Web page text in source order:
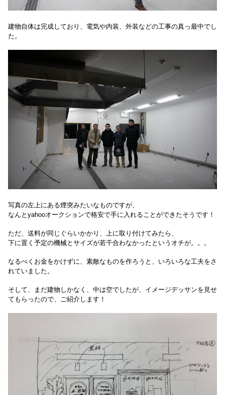
建物自体は完成しており、電気や内装、外装などの工事の真っ最中でし
た。
写真の左上にある煙突みたいなものですが、
なんとyahooオークションで格安で手に入れることができたそうです！
ただ、送料が同じぐらいかかり、上に取り付けてみたら、
下に置く予定の機械とサイズが若干合わなかったというオチが。。。
なるべくお金をかけずに、素敵なものを作ろうと、いろいろな工夫をさ
れていました。
そして、まだ建物しかなく、中は空でしたが、イメージデッサンを見せ
てもらったので、ご紹介します！